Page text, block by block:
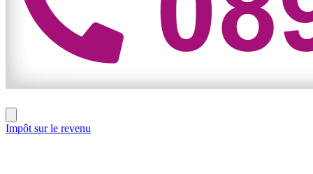
Impôt sur le revenu